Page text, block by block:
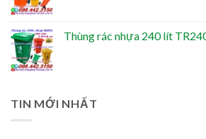
Thùng rác nhựa 240 lít
TIN MỚI NHẤT